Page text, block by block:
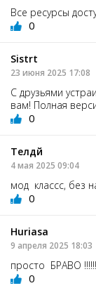
Все ресурсы
0
Sistrt
23 июня 2025 17:08
С друзьями
вам! Полная
0
Телдй
4 мая 2025 09:04
мод классс, без
0
Huriasa
9 апреля 2025 18:03
просто БРАВО
0